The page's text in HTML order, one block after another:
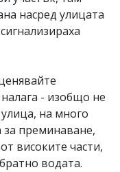
насред улицата
- изобщо не
на много
за преминаване,
високите части,
водата.